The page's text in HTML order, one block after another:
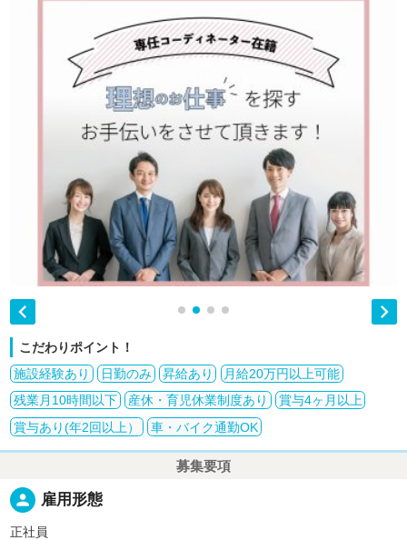
 
こだわりポイント！
施設経験あり
日勤のみ 昇給あり
月給20万円以上可能
残業月10時間以下
産休・育児休業制度あり
賞与4ヶ月以上
賞与あり(年2回以上）
車・バイク通勤OK
募集要項
person 雇用形態
正社員